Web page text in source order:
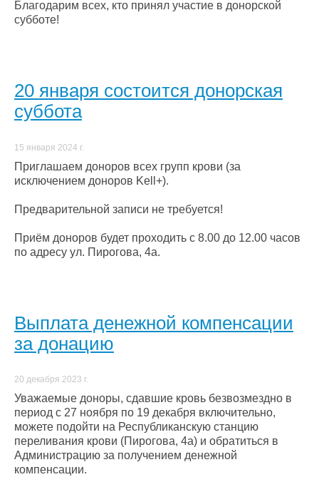
Благодарим всех, кто принял участие в донорской
субботе!
20 января состоится донорская
суббота
15 января 2024 г.
Приглашаем доноров всех групп крови (за
исключением доноров Kell+).
Предварительной записи не требуется!
Приём доноров будет проходить с 8.00 до 12.00 часов
по адресу ул. Пирогова, 4а.
Выплата денежной компенсации
за донацию
20 декабря 2023 г.
Уважаемые доноры, сдавшие кровь безвозмездно в
период с 27 ноября по 19 декабря включительно,
можете подойти на Республиканскую станцию
переливания крови (Пирогова, 4а) и обратиться в
Администрацию за получением денежной
компенсации.